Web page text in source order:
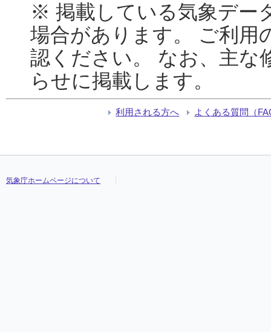
※ 掲載している気象デー
場合があります。 ご利用
認ください。 なお、主な
らせに掲載します。
利用される方へ よくある質問（
気象庁ホームページについて